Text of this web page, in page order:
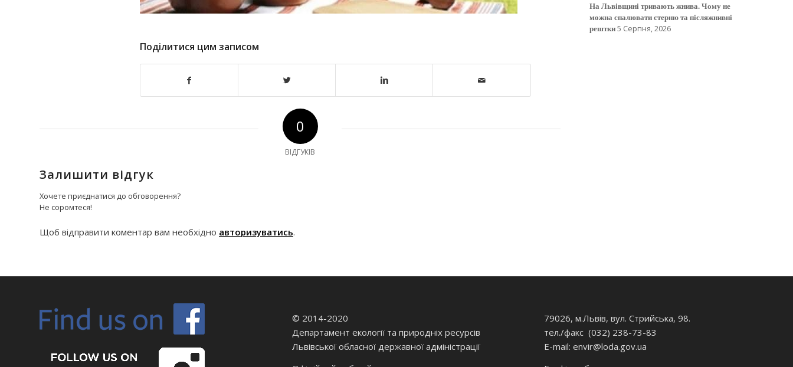
Поділитися цим записом
0
ВІДГУКІВ
Залишити відгук
Хочете приєднатися до обговорення?
Не соромтеся!
Щоб відправити коментар вам необхідно авторизуватись.
На Львівщині тривають жнива. Чому не
можна спалювати стерню та післяжнивні
рештки5 Серпня, 2026
© 2014-2020
Департамент екології та природніх ресурсів
Львівської обласної державної адміністрації
79026, м.Львів, вул. Стрийська, 98.
тел./факс (032) 238-73-83
E-mail: envir@loda.gov.ua